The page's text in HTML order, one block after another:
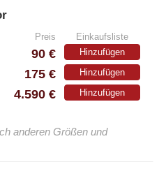
Preis Einkaufsliste
90 € Hinzufügen
175 € Hinzufügen
4.590 € Hinzufügen
anderen Größen und